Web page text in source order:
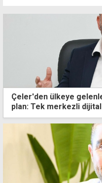
Çeler'den ülkeye
plan: Tek merkezli